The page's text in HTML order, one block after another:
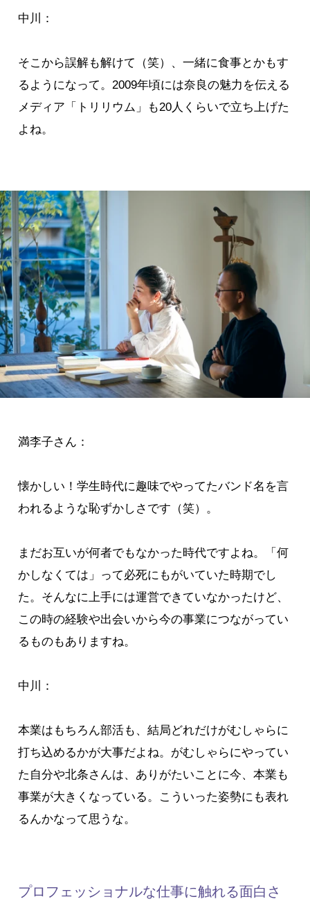
中川：
そこから誤解も解けて（笑）、一緒に食事とかもす
るようになって。2009年頃には奈良の魅力を伝える
メディア「トリリウム」も20人くらいで立ち上げた
よね。
満李子さん：
懐かしい！学生時代に趣味でやってたバンド名を言
われるような恥ずかしさです（笑）。
まだお互いが何者でもなかった時代ですよね。「何
かしなくては」って必死にもがいていた時期でし
た。そんなに上手には運営できていなかったけど、
この時の経験や出会いから今の事業につながってい
るものもありますね。
中川：
本業はもちろん部活も、結局どれだけがむしゃらに
打ち込めるかが大事だよね。がむしゃらにやってい
た自分や北条さんは、ありがたいことに今、本業も
事業が大きくなっている。こういった姿勢にも表れ
るんかなって思うな。
プロフェッショナルな仕事に触れる面白さ